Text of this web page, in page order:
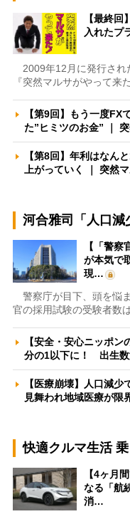
【最終
入れたプ
2009年12月に発行され
『突然マルサがやって来
【第9回】もう一度
た”ヒミツのお金” ｜
【第8回】年利はなん
上がっていく ｜ 突然
河合雅司「人口減
【「警
が本気で
現…
警察庁が目下、頭を悩
官の採用試験の受験者数
【安全・安心ニッポ
分の1以下に！ 出生
【医療崩壊】人口減
見舞われ地域医療が
快適クルマ生活
【4ヶ月
なる「航
消…